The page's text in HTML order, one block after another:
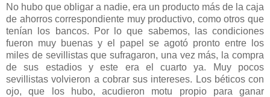
No hubo que obligar a nadie, era un producto más de la caja
de ahorros correspondiente muy productivo, como otros que
tenían los bancos. Por lo que sabemos, las condiciones
fueron muy buenas y el papel se agotó pronto entre los
miles de sevillistas que sufragaron, una vez más, la compra
de sus estadios y este era el cuarto ya. Muy pocos
sevillistas volvieron a cobrar sus intereses. Los béticos con
ojo, que los hubo, acudieron motu propio para ganar